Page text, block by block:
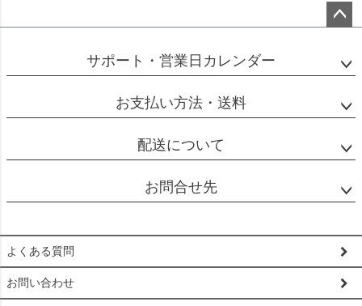
ップ
サポート・営業日カレンダー
お支払い方法・送料
配送について
お問合せ先
よくある質問
お問い合わせ